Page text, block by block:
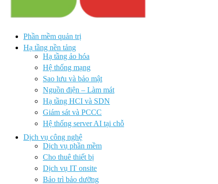
Phần mềm quản trị
Hạ tầng nền tảng
Hạ tầng ảo hóa
Hệ thống mạng
Sao lưu và bảo mật
Nguồn điện – Làm mát
Hạ tầng HCI và SDN
Giám sát và PCCC
Hệ thống server AI tại chỗ
Dịch vụ công nghệ
Dịch vụ phần mềm
Cho thuê thiết bị
Dịch vụ IT onsite
Bảo trì bảo dưỡng